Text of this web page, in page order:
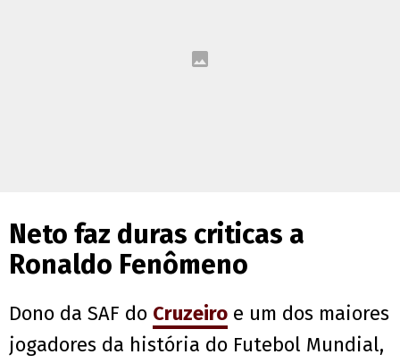
Neto faz duras criticas a
Ronaldo Fenômeno
Dono da SAF do Cruzeiro e um dos maiores
jogadores da história do Futebol Mundial,